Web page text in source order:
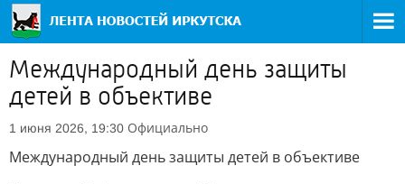
Международный день защиты
детей в объективе
1 июня 2026, 19:30 Официально
Международный день защиты детей в объективе